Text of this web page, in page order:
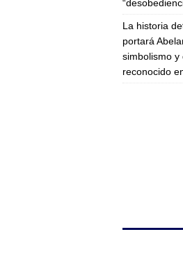
La historia
portará
simbolismo y
reconocido